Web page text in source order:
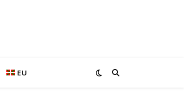
EU